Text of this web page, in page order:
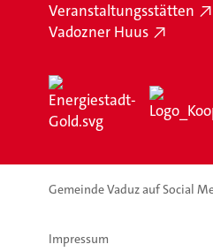
Veranstaltungsstätten
Vadozner Huus
Gemeinde Vaduz auf Social
Impressum